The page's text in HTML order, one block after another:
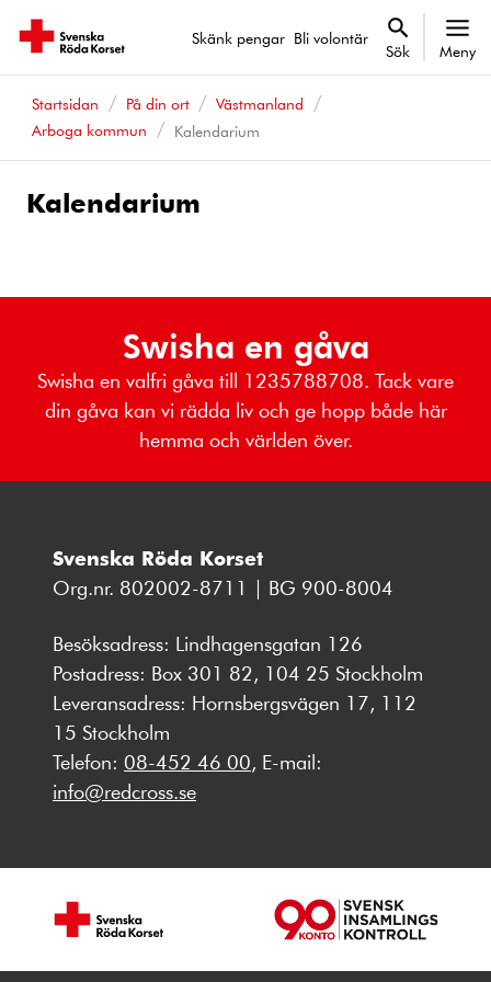
Skänk pengar Bli volontär
Sök Meny
Startsidan På din ort
Västmanland
Arboga kommun
Kalendarium
Kalendarium
Swisha en gåva
Swisha en valfri gåva till 1235788708. Tack vare
din gåva kan vi rädda liv och ge hopp både här
hemma och världen över.
Svenska Röda Korset
Org.nr. 802002-8711 | BG 900-8004
Besöksadress: Lindhagensgatan 126
Postadress: Box 301 82, 104 25 Stockholm
Leveransadress: Hornsbergsvägen 17, 112
15 Stockholm
Telefon: 08-452 46 00, E-mail:
info@redcross.se